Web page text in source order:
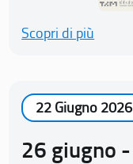
Scopri di più
22 Giugno 2026
26 giugno